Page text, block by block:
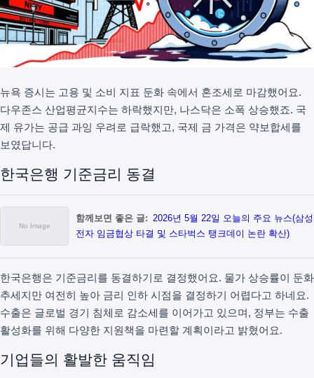
뉴욕 증시는 고용 및 소비 지표 둔화 속에서 혼조세로 마감했어요.
다우존스 산업평균지수는 하락했지만, 나스닥은 소폭 상승했죠. 국
제 유가는 공급 과잉 우려로 급락했고, 국제 금 가격은 약보합세를
보였답니다.
한국은행 기준금리 동결
함께보면 좋은 글: 2026년 5월 22일 오늘의 주요 뉴스(삼성
전자 임금협상 타결 및 스타벅스 탱크데이 논란 확산)
한국은행은 기준금리를 동결하기로 결정했어요. 물가 상승률이 둔화
추세지만 여전히 높아 금리 인하 시점을 결정하기 어렵다고 하네요.
수출은 글로벌 경기 침체로 감소세를 이어가고 있으며, 정부는 수출
활성화를 위해 다양한 지원책을 마련할 계획이라고 밝혔어요.
기업들의 활발한 움직임